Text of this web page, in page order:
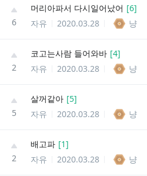
6
머리아파서 다시일어났어 [6]
자유
2020.03.28 냥
2
코고는사람 들어와바 [4]
자유
2020.03.28 냥
5
살꺼같아 [5]
자유
2020.03.28 냥
2
배고파 [1]
자유
2020.03.28 냥